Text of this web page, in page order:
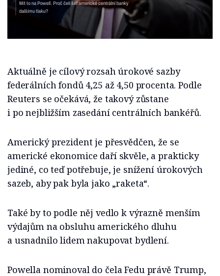
Mít to na Powell. Proč čelí šéf americké centrální banky
dalšímu tlaku?
Aktuálně je cílový rozsah úrokové sazby
federálních fondů 4,25 až 4,50 procenta. Podle
Reuters se očekává, že takový zůstane
i po nejbližším zasedání centrálních bankéřů.
Americký prezident je přesvědčen, že se
americké ekonomice daří skvěle, a prakticky
jediné, co teď potřebuje, je snížení úrokových
sazeb, aby pak byla jako „raketa“.
Také by to podle něj vedlo k výrazně menším
výdajům na obsluhu amerického dluhu
a usnadnilo lidem nakupovat bydlení.
Powella nominoval do čela Fedu právě Trump,